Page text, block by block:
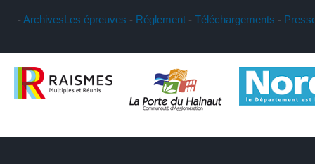
-ArchivesLes épreuves - Réglement - Téléchargements -